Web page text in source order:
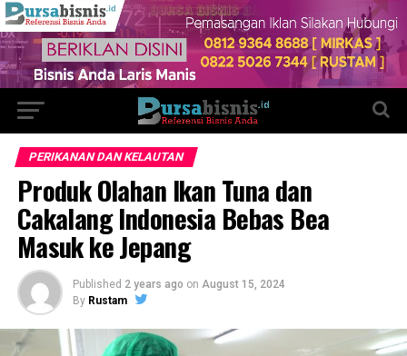
PERIKANAN DAN KELAUTAN
Produk Olahan Ikan Tuna dan
Cakalang Indonesia Bebas Bea
Masuk ke Jepang
Published 2 years ago on August 15, 2024
By Rustam